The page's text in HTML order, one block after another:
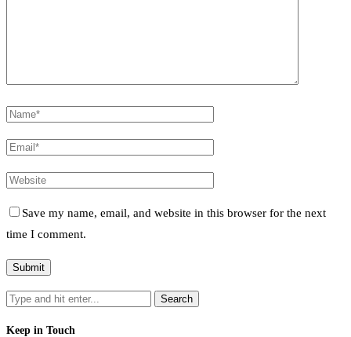
Save my name, email, and website in this browser for the next
time I comment.
Keep in Touch